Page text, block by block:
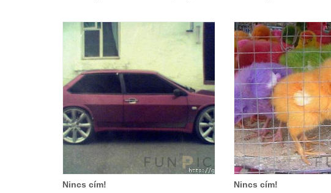
Nincs cím! Nincs cím!